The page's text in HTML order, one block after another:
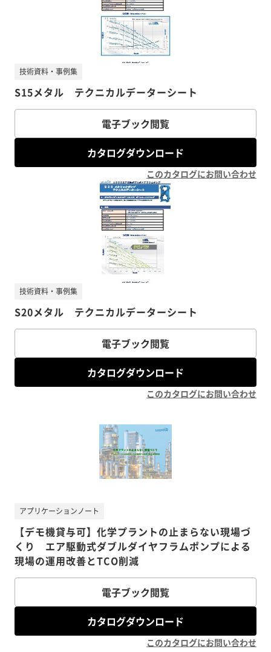
S15メタル テクニカルデーターシート
技術資料・事例集
電子ブック閲覧
カタログダウンロード
このカタログにお問い合わせ
S20メタル テクニカルデーターシート
技術資料・事例集
電子ブック閲覧
カタログダウンロード
このカタログにお問い合わせ
【デモ機貸与可】化学プラントの止まらない現場づ
くり エア駆動式ダブルダイヤフラムポンプによる
現場の運用改善とTCO削減
アプリケーションノート
電子ブック閲覧
カタログダウンロード
このカタログにお問い合わせ